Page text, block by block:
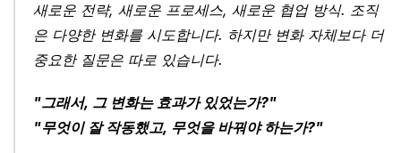
새로운 전략, 새로운 프로세스, 새로운 협업 방식. 조직
은 다양한 변화를 시도합니다. 하지만 변화 자체보다 더
중요한 질문은 따로 있습니다.
"그래서, 그 변화는 효과가 있었는가?"
"무엇이 잘 작동했고, 무엇을 바꿔야 하는가?"